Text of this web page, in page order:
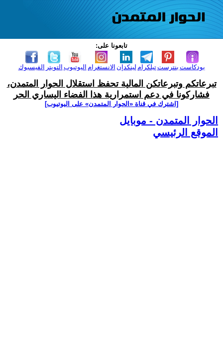
تابعونا على:
الفيسبوك التويتر اليوتيوب الانستغرام لينكدإن تيلكرامبنترست بودكاست
تبرعاتكم وتبرعاتكن المالية تحفظ استقلال الحوار المتمدن،
فشاركونا في دعم استمرارية هذا الفضاء اليساري الحر
[اشترك في قناة ‫«الحوار المتمدن» على اليوتيوب]
الحوار المتمدن - موبايل
الموقع الرئيسي